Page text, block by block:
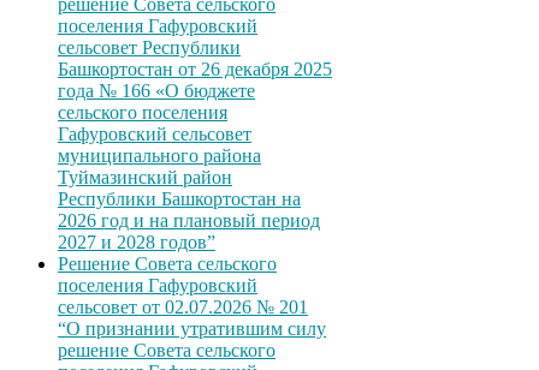
поселения Гафуровский
сельсовет Республики
Башкортостан от 26 декабря 2025
года № 166 «О бюджете
сельского поселения
Гафуровский сельсовет
муниципального района
Туймазинский район
Республики Башкортостан на
2026 год и на плановый период
2027 и 2028 годов”
Решение Совета сельского
поселения Гафуровский
сельсовет от 02.07.2026 № 201
“О признании утратившим силу
решение Совета сельского